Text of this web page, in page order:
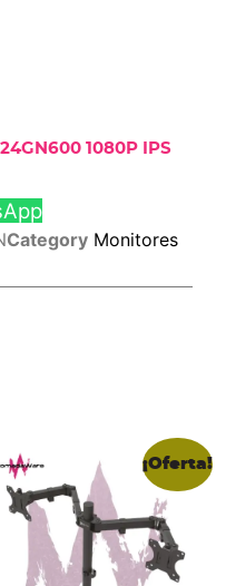
1080P IPS
Category Monitores
¡Oferta!